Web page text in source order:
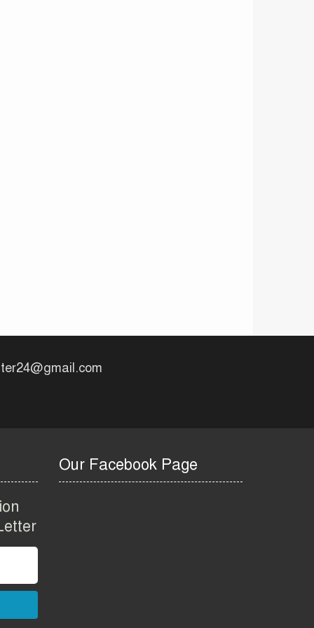
Our Facebook Page